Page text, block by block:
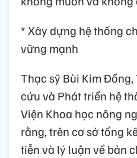
* Xây dựng hệ thống
vững mạnh
Thạc sỹ Bùi Kim
cứu và Phát triển hệ
Viện Khoa học nông
rằng, trên cơ sở tổng
tiễn và lý luận về bản